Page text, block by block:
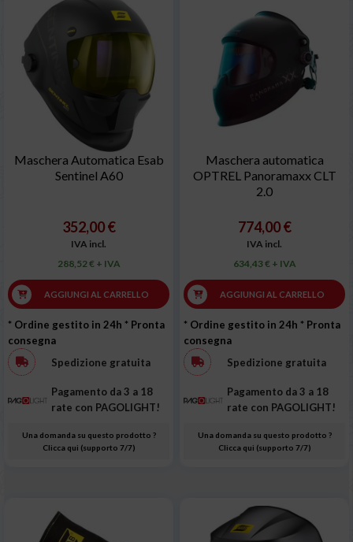
Maschera Automatica Esab
Sentinel A60
352,00 €
IVA incl.
288,52 € + IVA
AGGIUNGI AL CARRELLO
* Ordine gestito in 24h * Pronta
consegna
Spedizione gratuita
Pagamento da 3 a 18
rate con PAGOLIGHT!
Una domanda su questo prodotto ?
Clicca qui (supporto 7/7)
Maschera automatica
OPTREL Panoramaxx CLT
2.0
774,00 €
IVA incl.
634,43 € + IVA
AGGIUNGI AL CARRELLO
* Ordine gestito in 24h * Pronta
consegna
Spedizione gratuita
Pagamento da 3 a 18
rate con PAGOLIGHT!
Una domanda su questo prodotto ?
Clicca qui (supporto 7/7)